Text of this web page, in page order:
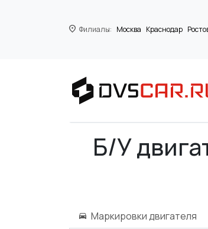
Филиалы: Москва Краснодар
Главная
Б/У
Маркировки двигателя